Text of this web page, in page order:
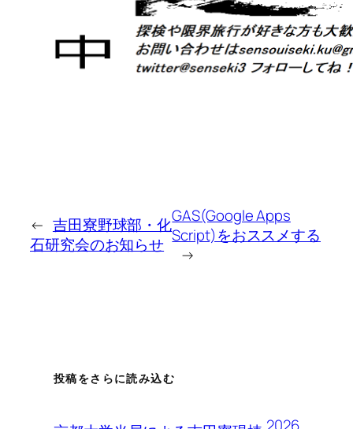
← 吉田寮野球部・化
石研究会のお知らせ
GAS(Google Apps
Script)をおススメする
→
投稿をさらに読み込む
2026